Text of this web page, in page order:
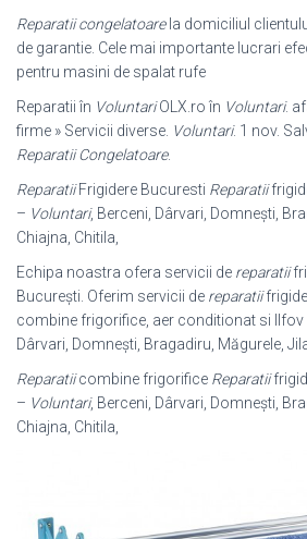
Reparatii congelatoarela domiciliul
de garantie. Cele mai importante lucrari
pentru masini de spalat rufe
Reparatii în VoluntariOLX.ro în Voluntari.
firme » Servicii diverse. Voluntari. 1 nov.
Reparatii Congelatoare.
ReparatiiFrigidere Bucuresti Reparatii
– Voluntari, Berceni, Dârvari, Domnești,
Chiajna, Chitila,
Echipa noastra ofera servicii de reparatii
București. Oferim servicii de reparatii
combine frigorifice, aer conditionat si Ilfov
Dârvari, Domnești, Bragadiru, Măgurele,
Reparatiicombine frigorifice Reparatii
– Voluntari, Berceni, Dârvari, Domnești,
Chiajna, Chitila,